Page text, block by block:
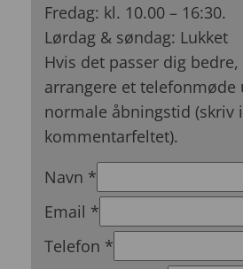
Fredag: kl. 10.00 – 16:30.
Lørdag & søndag: Lukket
Hvis det passer dig bedre,
arrangere et telefonmøde
normale åbningstid (skriv i
kommentarfeltet).
Navn *
Email *
Telefon *